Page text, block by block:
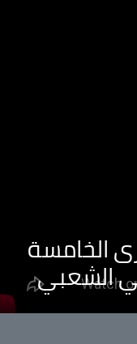
الخامسة
الشعبي